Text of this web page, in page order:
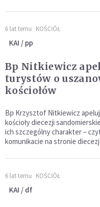
6 lat temu KOŚCIÓŁ
KAI / pp
Bp Nitkiewicz
turystów o
kościołów
Bp Krzysztof Nitkiewicz
kościoły diecezji
ich szczególny charakter –
komunikacie na stronie
6 lat temu KOŚCIÓŁ
KAI / df